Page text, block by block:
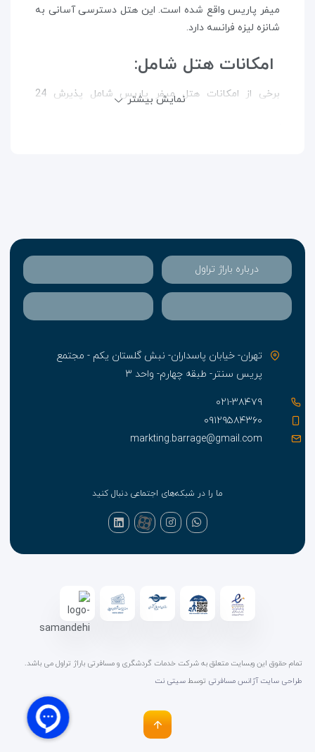
میفر پاریس واقع شده است. این هتل دسترسی آسانی به
شانزه لیزه فرانسه دارد.
امکانات هتل شامل:
برخی از امکانات هتل میفر پاریس شامل پذیرش 24
نمایش بیشتر
درباره باراژ تراول
تهران- خیابان پاسداران- نبش گلستان یکم - مجتمع
پریس سنتر- طبقه چهارم- واحد ۳
۰۲۱-۳۸۴۷۹
۰۹۱۲۹۵۸۴۳۶۰
markting.barrage@gmail.com
ما را در شبکه‌های اجتماعی دنبال کنید
تمام حقوق این وبسایت متعلق به شرکت خدمات گردشگری و مسافرتی باراژ تراول می باشد.
طراحی سایت آژانس مسافرتی توسط سیتی نت